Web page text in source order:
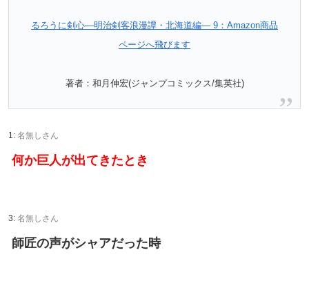
るろうに剣心―明治剣客浪漫譚・北海道編― 9：Amazon商品
ページへ飛びます
著者：和月伸宏(ジャンプコミックス/集英社)
1: 名無しさん
何か巨人が出てきたとき
3: 名無しさん
師匠の声がシャアだった時